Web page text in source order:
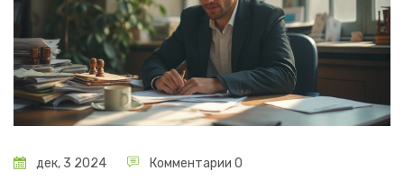
дек, 3 2024 Комментарии 0